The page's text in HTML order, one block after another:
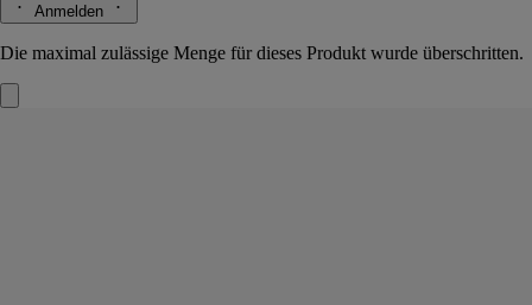
Anmelden
Die maximal zulässige Menge für dieses Produkt wurde überschritten.